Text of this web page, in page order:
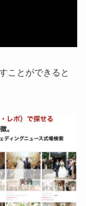
ことができると